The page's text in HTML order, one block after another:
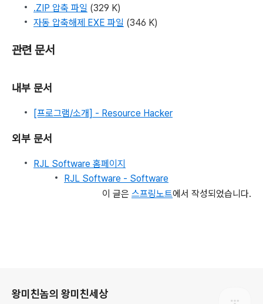
.ZIP 압축 파일 (329 K)
자동 압축해제 EXE 파일 (346 K)
관련 문서
내부 문서
[프로그램/소개] - Resource Hacker
외부 문서
RJL Software 홈페이지
RJL Software - Software
이 글은 스프링노트에서 작성되었습니다.
왕미친놈의 왕미친세상